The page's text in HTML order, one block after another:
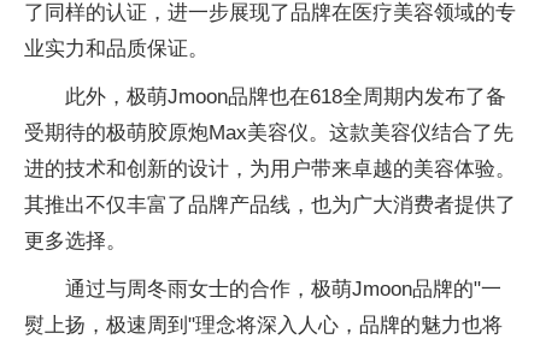
了同样的认证，进一步展现了品牌在医疗美容领域的专
业实力和品质保证。
此外，极萌Jmoon品牌也在618全周期内发布了备
受期待的极萌胶原炮Max美容仪。这款美容仪结合了先
进的技术和创新的设计，为用户带来卓越的美容体验。
其推出不仅丰富了品牌产品线，也为广大消费者提供了
更多选择。
通过与周冬雨女士的合作，极萌Jmoon品牌的"一
熨上扬，极速周到"理念将深入人心，品牌的魅力也将